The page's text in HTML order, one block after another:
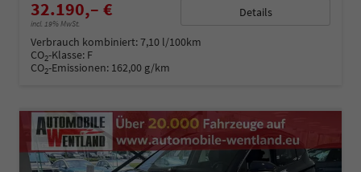
32.190,– €
incl. 19% MwSt.
Details
Verbrauch kombiniert:7,10 l/100km
CO2-Klasse: F
CO2-Emissionen: 162,00 g/km